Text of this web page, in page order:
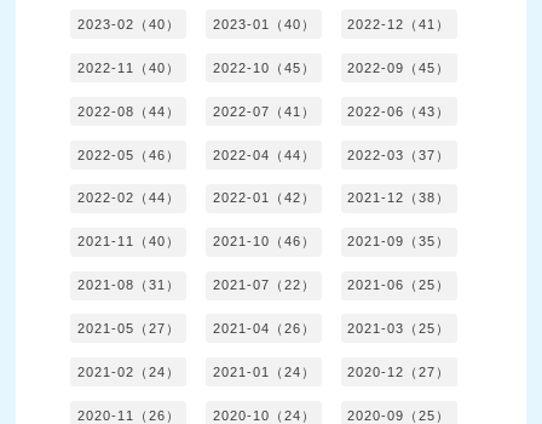
2023-02（40） 2023-01（40） 2022-12（41）
2022-11（40） 2022-10（45） 2022-09（45）
2022-08（44） 2022-07（41） 2022-06（43）
2022-05（46） 2022-04（44） 2022-03（37）
2022-02（44） 2022-01（42） 2021-12（38）
2021-11（40） 2021-10（46） 2021-09（35）
2021-08（31） 2021-07（22） 2021-06（25）
2021-05（27） 2021-04（26） 2021-03（25）
2021-02（24） 2021-01（24） 2020-12（27）
2020-11（26） 2020-10（24） 2020-09（25）